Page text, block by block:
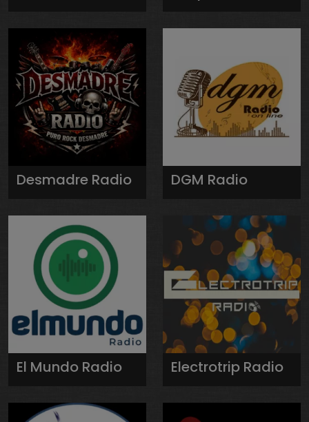
Desmadre Radio DGM Radio
El Mundo Radio Electrotrip Radio